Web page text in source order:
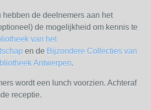
hebben de deelnemers aan het
de mogelijkheid om kennis te
van het
en de Bijzondere Collecties van
Antwerpen.
wordt een lunch voorzien. Achteraf
receptie.